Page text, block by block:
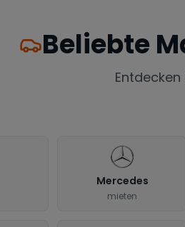
Beliebte
Mercedes
mieten